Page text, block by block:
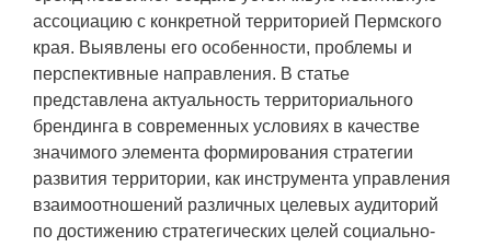
ассоциацию с конкретной территорией Пермского
края. Выявлены его особенности, проблемы и
перспективные направления. В статье
представлена актуальность территориального
брендинга в современных условиях в качестве
значимого элемента формирования стратегии
развития территории, как инструмента управления
взаимоотношений различных целевых аудиторий
по достижению стратегических целей социально-